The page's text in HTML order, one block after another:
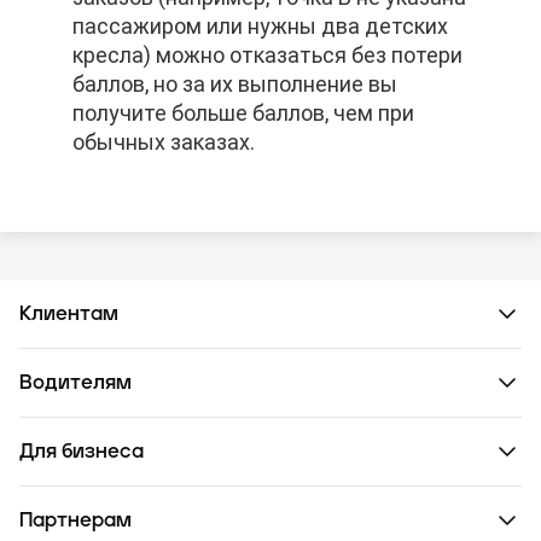
пассажиром или нужны два детских
кресла) можно отказаться без потери
баллов, но за их выполнение вы
получите больше баллов, чем при
обычных заказах.
пассажиром или нужны два детских
кресла) можно отказаться без потери
баллов, но за их выполнение вы
получите больше баллов, чем при
обычных заказах.
пассажиром или нужны два детских
кресла) можно отказаться без потери
баллов, но за их выполнение вы
получите больше баллов, чем при
обычных заказах.
Клиентам
Водителям
Для бизнеса
Партнерам